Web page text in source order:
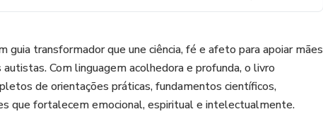
guia transformador que une ciência, fé e afeto para apoiar mães
Com linguagem acolhedora e profunda, o livro
de orientações práticas, fundamentos científicos,
que fortalecem emocional, espiritual e intelectualmente.